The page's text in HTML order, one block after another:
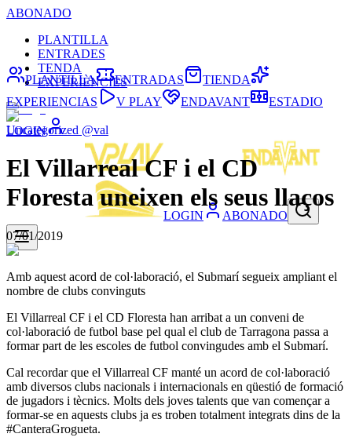
ABONADO
PLANTILLA
ENTRADES
TENDA
EXPERIÈNCIES
LOGIN
LOGIN ABONADO
PLANTILLA ENTRADAS
TIENDA
EXPERIENCIAS
V PLAY ENDAVANT ESTADIO
Uncategorized @val
El Villarreal CF i el CD
Floresta uneixen els seus llaços
07/01/2019
Amb aquest acord de col·laboració, el Submarí segueix ampliant el
nombre de clubs convinguts
El Villarreal CF i el CD Floresta han arribat a un conveni de
col·laboració de futbol base pel qual el club de Tarragona passa a
formar part de les escoles de futbol convingudes amb el Submarí.
Cal recordar que el Villarreal CF manté un acord de col·laboració
amb diversos clubs nacionals i internacionals en qüestió de formació
de jugadors i tècnics. Molts dels joves talents que van començar a
formar-se en aquests clubs ja es troben totalment integrats dins de la
#CanteraGrogueta.